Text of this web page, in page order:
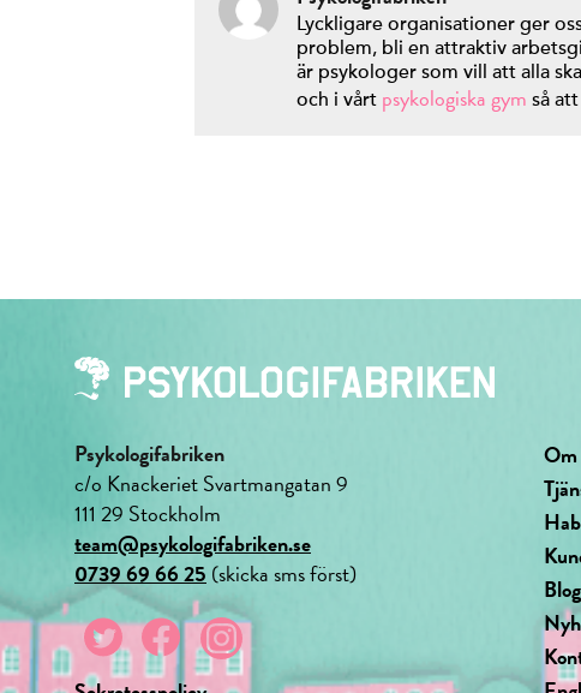
Lyckligare organisationer ger
problem, bli en attraktiv
är psykologer som vill att alla
och i vårt psykologiska gym så
Psykologifabriken
c/o Knackeriet Svartmangatan 9
111 29 Stockholm
team@psykologifabriken.se
0739 69 66 25 (skicka sms först)
Om